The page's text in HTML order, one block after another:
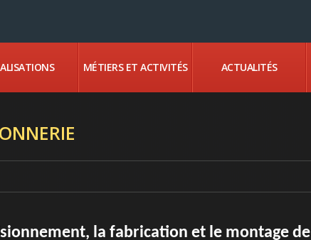
MÉTIERS ET ACTIVITÉS ACTUALITÉS
la fabrication et le montage de